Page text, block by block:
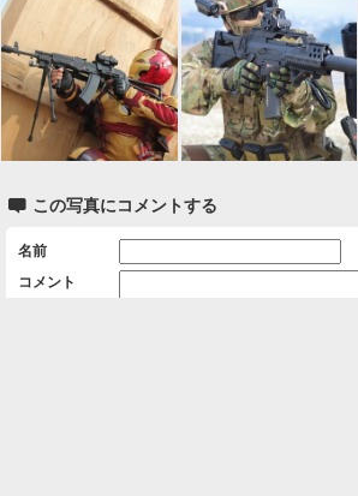
 この写真にコメントする
名前
コメント